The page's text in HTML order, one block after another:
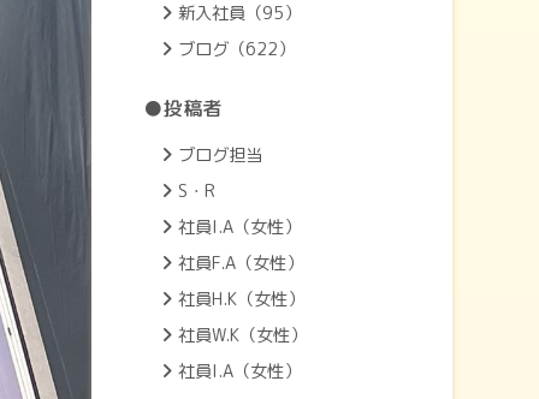
新入社員（95）
ブログ（622）
●投稿者
ブログ担当
S・R
社員I.A（女性）
社員F.A（女性）
社員H.K（女性）
社員W.K（女性）
社員I.A（女性）